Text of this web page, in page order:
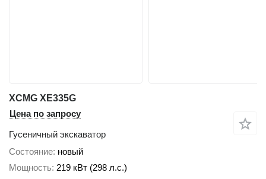
XCMG XE335G
Цена по запросу
Гусеничный экскаватор
Состояние новый
Мощность 219 кВт (298 л.с.)